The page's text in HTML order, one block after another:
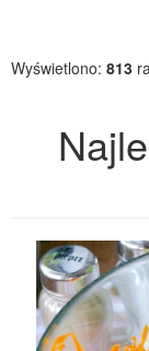
Wyświetlono: 813